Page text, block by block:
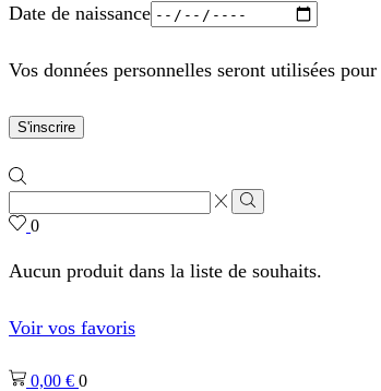
Date de naissance
Vos données personnelles seront utilisées
S'inscrire
Zone
de
saisie
recherche
Rechercher
0
Aucun produit dans la liste de souhaits.
Voir vos favoris
0,00 € 0